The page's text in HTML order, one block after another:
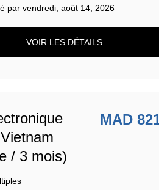
par vendredi, août 14, 2026
VOIR LES DÉTAILS
/ 3 mois)
MAD